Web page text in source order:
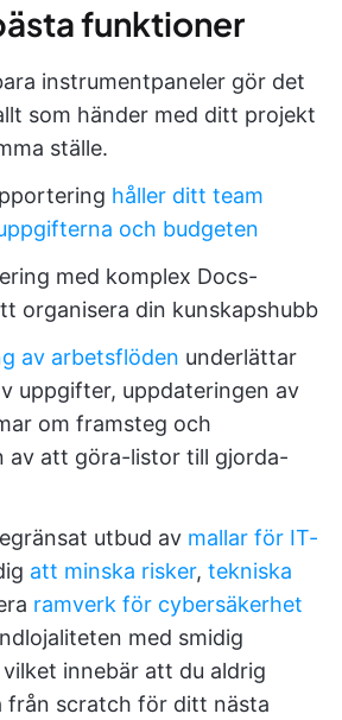
funktioner
instrumentpaneler gör det
som händer med ditt projekt
ställe.
håller ditt team
och budgeten
med komplex Docs-
organisera din kunskapshubb
av arbetsflöden underlättar
uppgifter, uppdateringen av
om framsteg och
av att göra-listor till gjorda-
utbud av mallar för IT-
att minska risker, tekniska
ramverk för cybersäkerhet
med smidig
innebär att du aldrig
från scratch för ditt nästa